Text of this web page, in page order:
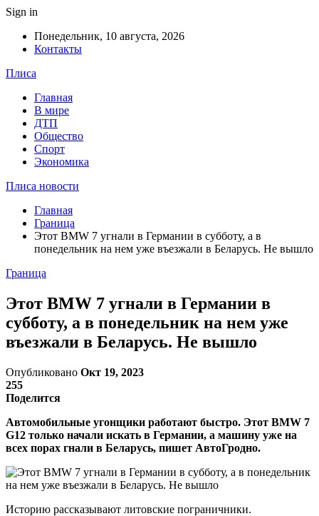
Sign in
Понедельник, 10 августа, 2026
Контакты
Плиса
Главная
В мире
ДТП
Общество
Спорт
Экономика
Плиса новости
Главная
Граница
Этот BMW 7 угнали в Германии в субботу, а в
понедельник на нем уже въезжали в Беларусь. Не вышло
Граница
Этот BMW 7 угнали в Германии в
субботу, а в понедельник на нем уже
въезжали в Беларусь. Не вышло
Опубликовано Окт 19, 2023
255
Поделится
Автомобильные угонщики работают быстро. Этот BMW 7
G12 только начали искать в Германии, а машину уже на
всех порах гнали в Беларусь, пишет АвтоГродно.
Историю рассказывают литовские пограничники.